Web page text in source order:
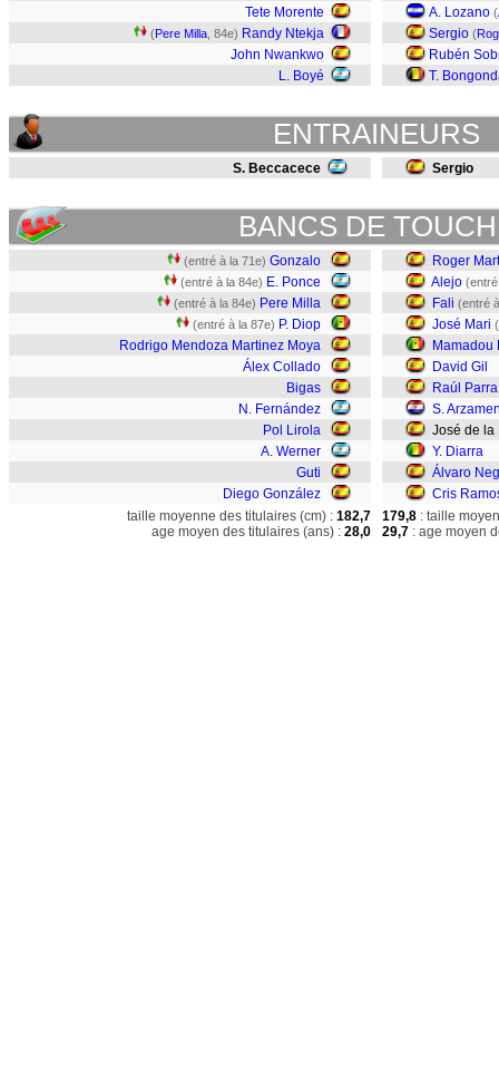
Tete Morente
(Pere Milla , 84e) Randy Ntekja
John Nwankwo
L. Boyé
A. Lozano (
Sergio (
Rubén
T.
ENTRAINEURS
S. Beccacece Sergio
BANCS DE
(entré à la 71e) Gonzalo
(entré à la 84e) E. Ponce
(entré à la 84e) Pere Milla
(entré à la 87e) P. Diop
Rodrigo Mendoza Martinez Moya
Álex Collado
Bigas
N. Fernández
Pol Lirola
A. Werner
Guti
Diego González
Roger
Alejo
Fali (entré
José Mari
Mamadou
David Gil
Raúl Parra
S.
José de la
Y. Diarra
Álvaro
Cris
taille moyenne des titulaires (cm) : 182,7
age moyen des titulaires (ans) : 28,0
179,8 : taille
29,7 : age moyen